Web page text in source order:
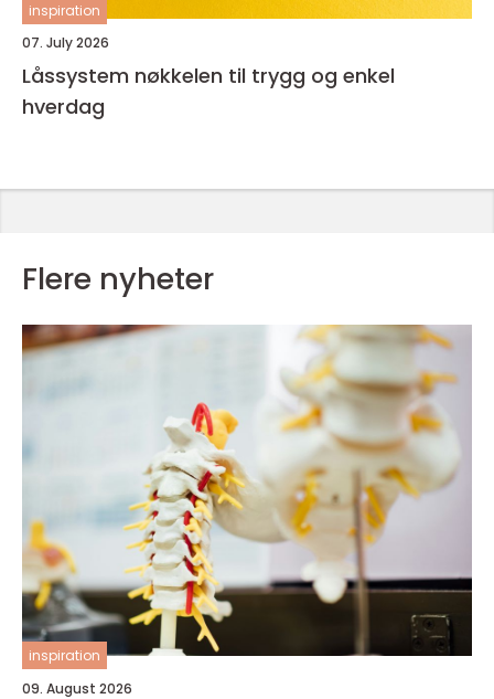
inspiration
07. July 2026
Låssystem nøkkelen til trygg og enkel
hverdag
Flere nyheter
inspiration
09. August 2026